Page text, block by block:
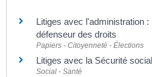
Litiges avec l'administration
défenseur des droits
Papiers - Citoyenneté - Élections
Litiges avec la Sécurité
Social - Santé